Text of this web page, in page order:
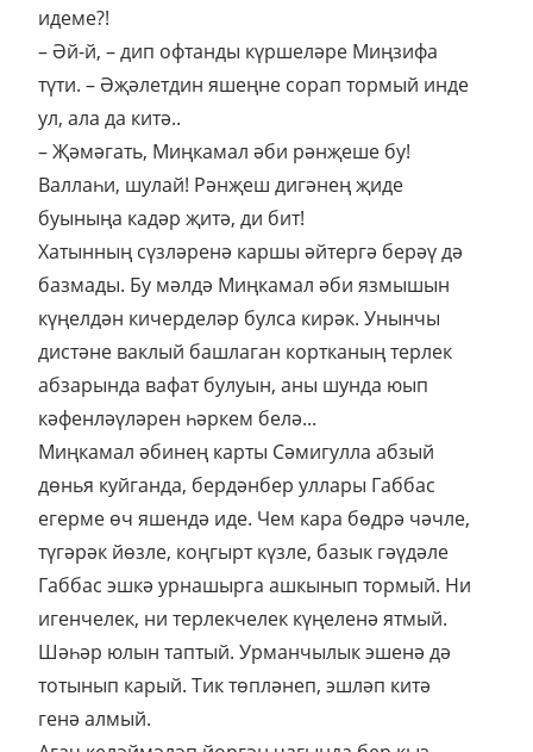
идеме?!
– Әй-й, – дип офтанды күршеләре Миңзифа
түти. – Әҗәлетдин яшеңне сорап тормый инде
ул, ала да китә..
– Җәмәгать, Миңкамал әби рәнҗеше бу!
Валлаһи, шулай! Рәнҗеш дигәнең җиде
буыныңа кадәр җитә, ди бит!
Хатынның сүзләренә каршы әйтергә берәү дә
базмады. Бу мәлдә Миңкамал әби язмышын
күңелдән кичерделәр булса кирәк. Унынчы
дистәне ваклый башлаган кортканың терлек
абзарында вафат булуын, аны шунда юып
кәфенләүләрен һәркем белә...
Миңкамал әбинең карты Сәмигулла абзый
дөнья куйганда, бердәнбер уллары Габбас
егерме өч яшендә иде. Чем кара бөдрә чәчле,
түгәрәк йөзле, коңгырт күзле, базык гәүдәле
Габбас эшкә урнашырга ашкынып тормый. Ни
игенчелек, ни терлекчелек күңеленә ятмый.
Шәһәр юлын таптый. Урманчылык эшенә дә
тотынып карый. Тик төпләнеп, эшләп китә
генә алмый.